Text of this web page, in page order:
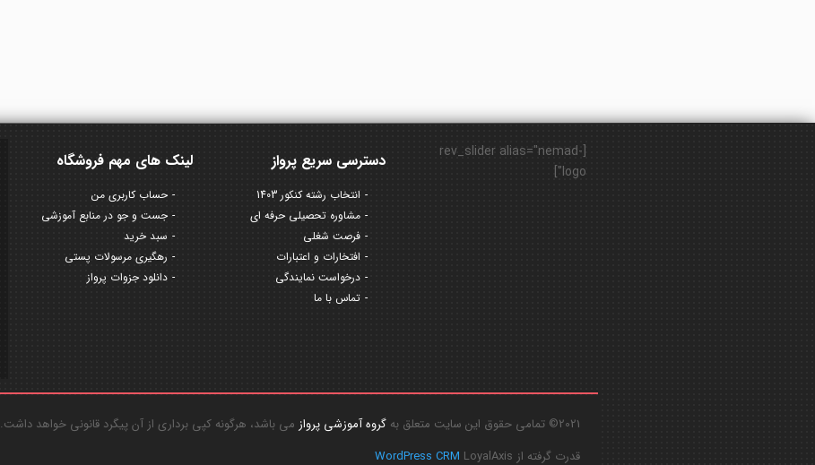
لینک های مهم فروشگاه
حساب کاربری من
جست و جو در منابع آموزشی
سبد خرید
رهگیری مرسولات پستی
دانلود جزوات پرواز
دسترسی سریع پرواز
انتخاب رشته کنکور 1403
مشاوره تحصیلی حرفه ای
فرصت شغلی
افتخارات و اعتبارات
درخواست نمایندگی
تماس با ما
[rev_slider alias="nemad-
logo"]
2021© تمامی حقوق این سایت متعلق به گروه آموزشی پروازمی باشد، هرگونه کپی برداری از آن پیگرد قانونی خواهد داشت.
قدرت گرفته از
WordPress CRM LoyalAxis